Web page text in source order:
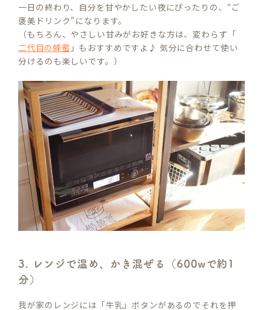
一日の終わり、自分を甘やかしたい夜にぴったりの、“ご
褒美ドリンク”になります。
（もちろん、やさしい甘みがお好きな方は、変わらず「
二代目の蜂蜜 」もおすすめですよ♪ 気分に合わせて使い
分けるのも楽しいです。）
3. レンジで温め、かき混ぜる（600wで約1
分）
我が家のレンジには「牛乳」ボタンがあるのでそれを押